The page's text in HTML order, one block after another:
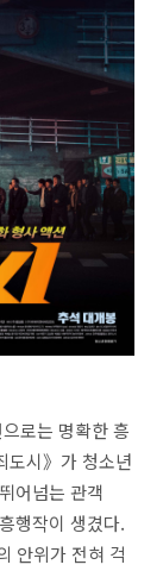
로는 명확한 흥
도시》가 청소년
어넘는 관객
행작이 생겼다.
안위가 전혀 걱